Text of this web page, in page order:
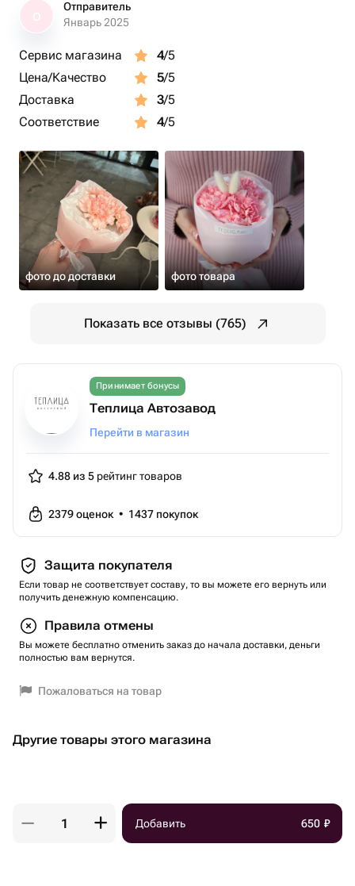
Отправитель
Январь 2025
Сервис магазина 4/5
Цена/Качество
5/5
Доставка
3/5
Соответствие
4/5
фото до доставки фото товара
Показать все отзывы (765)
Принимает бонусы
Теплица Автозавод
Перейти в магазин
4.88 из 5 рейтинг товаров
2379оценок • 1437 покупок
Защита покупателя
Если товар не соответствует составу, то вы можете его вернуть или
получить денежную компенсацию.
Правила отмены
Вы можете бесплатно отменить заказ до начала доставки, деньги
полностью вам вернутся.
Пожаловаться на товар
Другие товары этого магазина
Добавить 650 ₽